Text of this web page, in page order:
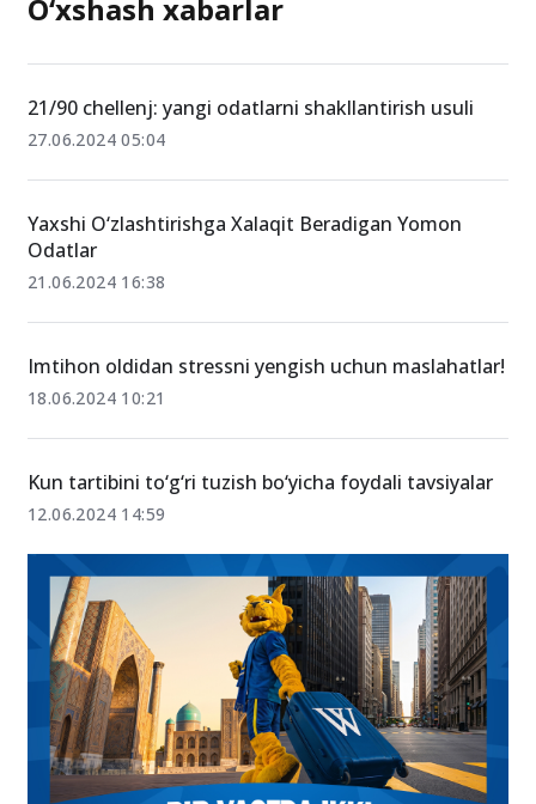
O‘xshash xabarlar
21/90 chellenj: yangi odatlarni shakllantirish usuli
27.06.2024 05:04
Yaxshi O‘zlashtirishga Xalaqit Beradigan Yomon
Odatlar
21.06.2024 16:38
Imtihon oldidan stressni yengish uchun maslahatlar!
18.06.2024 10:21
Kun tartibini to‘g‘ri tuzish bo‘yicha foydali tavsiyalar
12.06.2024 14:59